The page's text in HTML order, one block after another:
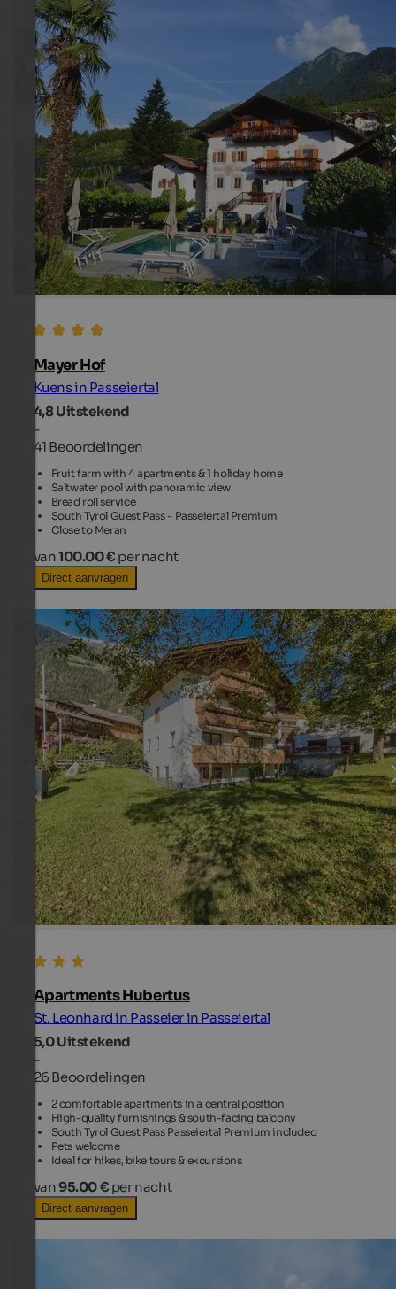
Mayer Hof
Kuens in Passeiertal
4,8Uitstekend
-
41 Beoordelingen
Fruit farm with 4 apartments & 1 holiday home
Saltwater pool with panoramic view
Bread roll service
South Tyrol Guest Pass - Passeiertal Premium
Close to Meran
van100.00 € per nacht
Direct aanvragen
Apartments Hubertus
St. Leonhard in Passeier in Passeiertal
5,0Uitstekend
-
26 Beoordelingen
2 comfortable apartments in a central position
High-quality furnishings & south-facing balcony
South Tyrol Guest Pass Passeiertal Premium included
Pets welcome
Ideal for hikes, bike tours & excursions
van95.00 € per nacht
Direct aanvragen